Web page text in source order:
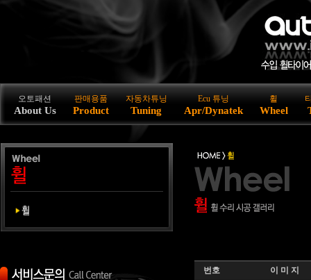
오토패션
About Us
판매용품
Product
자동차튜닝
Tuning
Ecu 튜닝
Apr/Dynatek
휠
Wheel
번호 이 미 지